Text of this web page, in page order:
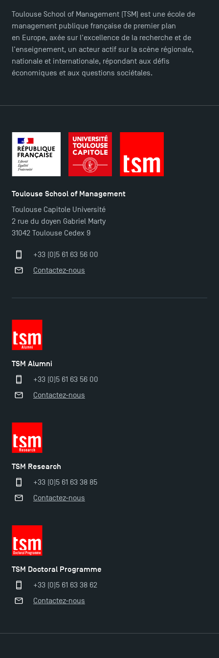
FAQ
Contact
Plans et accès à TSM
Toulouse School of Management (TSM) est une école de
management publique française de premier plan
en Europe, axée sur l'excellence de la recherche et de
l'enseignement, un acteur actif sur la scène régionale,
nationale et internationale, répondant aux défis
économiques et aux questions sociétales.
Toulouse School of Management
Toulouse Capitole Université
2 rue du doyen Gabriel Marty
31042 Toulouse Cedex 9
+33 (0)5 61 63 56 00
Contactez-nous
TSM Alumni
+33 (0)5 61 63 56 00
Contactez-nous
TSM Research
+33 (0)5 61 63 38 85
Contactez-nous
TSM Doctoral Programme
+33 (0)5 61 63 38 62
Contactez-nous